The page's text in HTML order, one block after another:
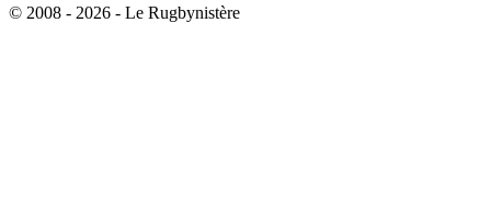
© 2008 - 2026 - Le Rugbynistère